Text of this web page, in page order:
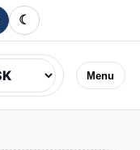
☾
Menu
Jazyk